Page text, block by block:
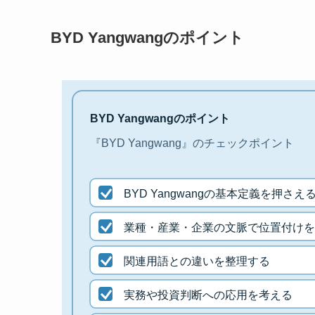
BYD Yangwangのポイント
BYD Yangwangのポイント
『BYD Yangwang』のチェックポイント
BYD Yangwangの基本定義を押さえ
業種・産業・企業の文脈で位置付け
関連用語との違いを整理する
実務や投資判断への応用を考える